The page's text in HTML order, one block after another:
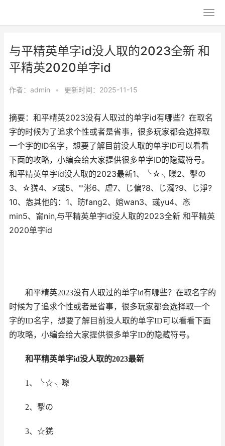
与平精英单字id没人取的2023全新 和
平精英2020单字id
作者： admin • 更新时间：2025-11-15
摘要：和平精英2023没有人取过的单字id有哪些？在取名
字的时候为了追求个性或者是省事，很多玩家都会选择取
一个字的ID名字，想要了解目前没人取的单字ID可以看看
下面的攻略，小编会给大家提供很多单字ID的隐藏符号。
和平精英单字id没人取的2023最新1、╰☆╮嚛2、揧の
3、☆猐4、≯彧5、℡涁6、虐7、じ偏?8、じ濁?9、じ淨?
10、怣其他的：1、昉fang2、婠wan3、彧yu4、忞
min5、甯nin,与平精英单字id没人取的2023全新 和平精英
2020单字id
和平精英2023没有人取过的单字id有哪些？在取名字的
时候为了追求个性或者是省事，很多玩家都会选择取一个
字的ID名字，想要了解目前没人取的单字ID可以看看下面
的攻略，小编会给大家提供很多单字ID的隐藏符号。
和平精英单字id没人取的2023最新
1、╰☆╮嚛
2、揧の
3、☆猐